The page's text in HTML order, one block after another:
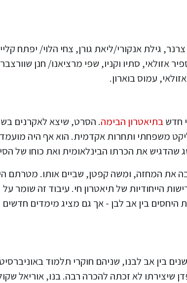
גילת אנקורי/ליאת גורן, צחי הלוי/ יפתח
אזולאי, סתיו וקניו, שפי מרציאנו/ חנן
עמוס בוארון​.
חדשבתיאטרון הבימה. הסרט, שיצא לאקרנים
משפחתי ותחרות אקדמית. הוא אף היה מועמד
את הכרתו הבינלאומית ואת כוחו של
את המחזה, ומשה קפטן, שביים אותו. מטרתם
הייחודיות של תיאטרון חי. עיבוד זה שומר על
בין אב לבן - אך גם מציג מימדים חדשים
בין אב לבנו, שניהם חוקרי תלמוד
שיצירתו לא זכתה להכרה רבה. בנו, אוריאל